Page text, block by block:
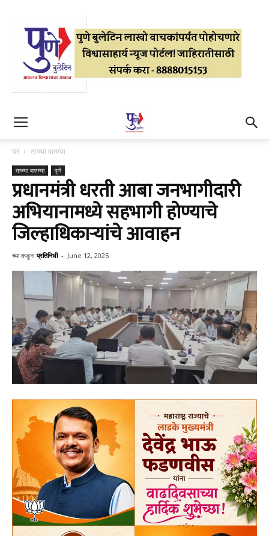
घर ताज्या बातम्या
ताज्या बातम्या पुणे
प्रधानमंत्री धरती आबा जनभागीदारी
अभियानामध्ये सहभागी होण्याचे
जिल्हाधिकाऱ्यांचे आवाहन
च्या कडून प्रतिनिधी - June 12, 2025